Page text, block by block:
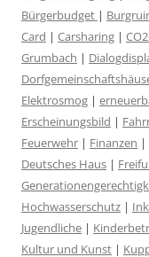
Bürgerbudget |
Card | Carsharing |
Grumbach |
Elektrosmog |
Erscheinungsbild |
Feuerwehr | Finanzen |
Deutsches Haus |
Hochwasserschutz |
Jugendliche |
Kultur und Kunst |